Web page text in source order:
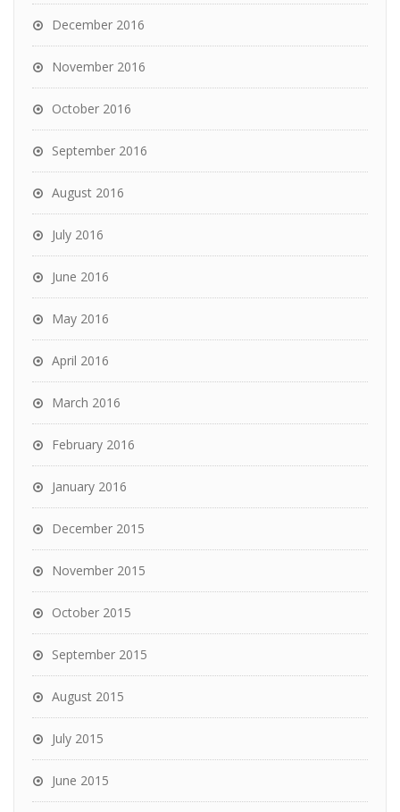
December 2016
November 2016
October 2016
September 2016
August 2016
July 2016
June 2016
May 2016
April 2016
March 2016
February 2016
January 2016
December 2015
November 2015
October 2015
September 2015
August 2015
July 2015
June 2015